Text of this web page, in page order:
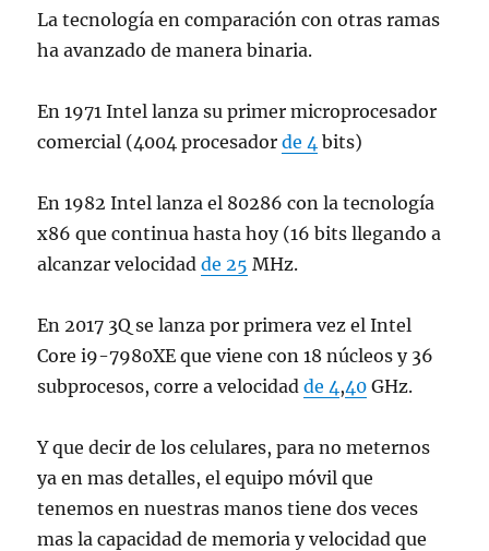
La tecnología en comparación con otras ramas
ha avanzado de manera binaria.
En 1971 Intel lanza su primer microprocesador
comercial (4004 procesadorde 4 bits)
En 1982 Intel lanza el 80286 con la tecnología
x86 que continua hasta hoy (16 bits llegando a
alcanzar velocidadde 25 MHz.
En 2017 3Q se lanza por primera vez el Intel
Core i9-7980XE que viene con 18 núcleos y 36
subprocesos, corre a velocidadde 4 ,40 GHz.
Y que decir de los celulares, para no meternos
ya en mas detalles, el equipo móvil que
tenemos en nuestras manos tiene dos veces
mas la capacidad de memoria y velocidad que